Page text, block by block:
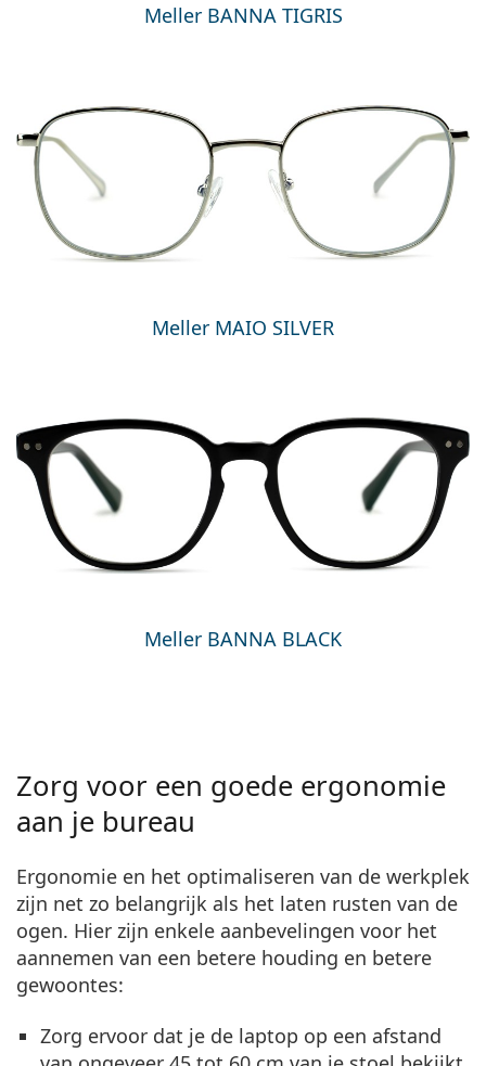
Meller BANNA TIGRIS
Meller MAIO SILVER
Meller BANNA BLACK
Zorg voor een goede ergonomie
aan je bureau
Ergonomie en het optimaliseren van de werkplek
zijn net zo belangrijk als het laten rusten van de
ogen. Hier zijn enkele aanbevelingen voor het
aannemen van een betere houding en betere
gewoontes:
Zorg ervoor dat je de laptop op een afstand